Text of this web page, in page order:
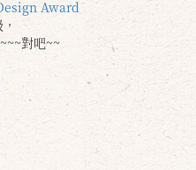
Award
對吧~~